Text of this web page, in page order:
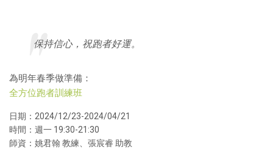
保持信心，祝跑者好運。
為明年春季做準備：
全方位跑者訓練班
日期：2024/12/23-2024/04/21
時間：週一 19:30-21:30
師資：姚君翰 教練、張宸睿 助教